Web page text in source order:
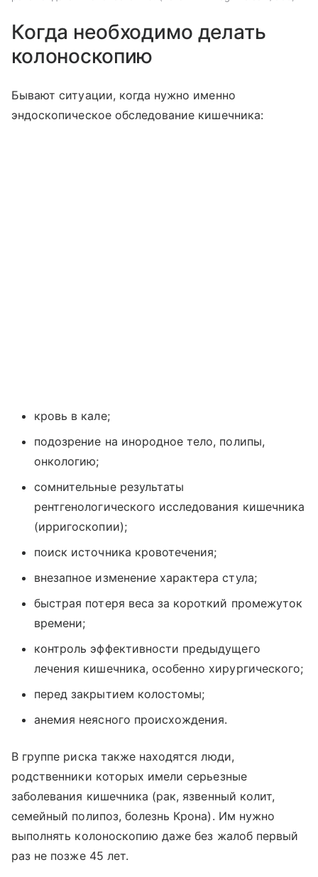
Когда необходимо делать
колоноскопию
Бывают ситуации, когда нужно именно
эндоскопическое обследование кишечника:
кровь в кале;
подозрение на инородное тело, полипы,
онкологию;
сомнительные результаты
рентгенологического исследования кишечника
(ирригоскопии);
поиск источника кровотечения;
внезапное изменение характера стула;
быстрая потеря веса за короткий промежуток
времени;
контроль эффективности предыдущего
лечения кишечника, особенно хирургического;
перед закрытием колостомы;
анемия неясного происхождения.
В группе риска также находятся люди,
родственники которых имели серьезные
заболевания кишечника (рак, язвенный колит,
семейный полипоз, болезнь Крона). Им нужно
выполнять колоноскопию даже без жалоб первый
раз не позже 45 лет.